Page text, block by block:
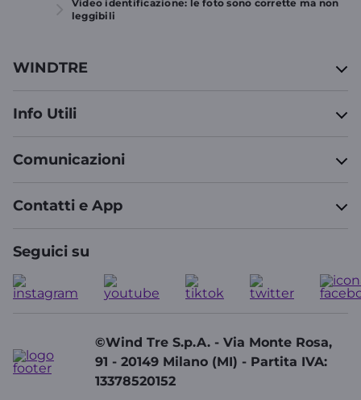
Video identificazione: le foto sono corrette ma non
leggibili
WINDTRE
Info Utili
Comunicazioni
Contatti e App
Seguici su
©Wind Tre S.p.A. - Via Monte Rosa,
91 - 20149 Milano (MI) - Partita IVA:
13378520152